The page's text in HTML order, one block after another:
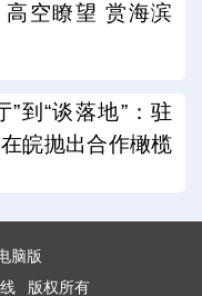
高空瞭望 赏海滨
”到“谈落地”：驻
皖抛出合作橄榄
脑版
版权所有